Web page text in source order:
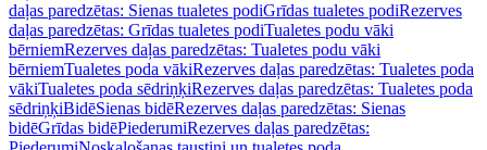
daļas paredzētas: Sienas tualetes podiGrīdas tualetes podiRezerves
daļas paredzētas: Grīdas tualetes podiTualetes podu vāki
bērniemRezerves daļas paredzētas: Tualetes podu vāki
bērniemTualetes poda vākiRezerves daļas paredzētas: Tualetes poda
vākiTualetes poda sēdriņķiRezerves daļas paredzētas: Tualetes poda
sēdriņķiBidēSienas bidēRezerves daļas paredzētas: Sienas
bidēGrīdas bidēPiederumiRezerves daļas paredzētas: